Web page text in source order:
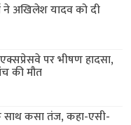
ने अखिलेश यादव को दी
पर भीषण हादसा,
की मौत
साथ कसा तंज, कहा-एसी-